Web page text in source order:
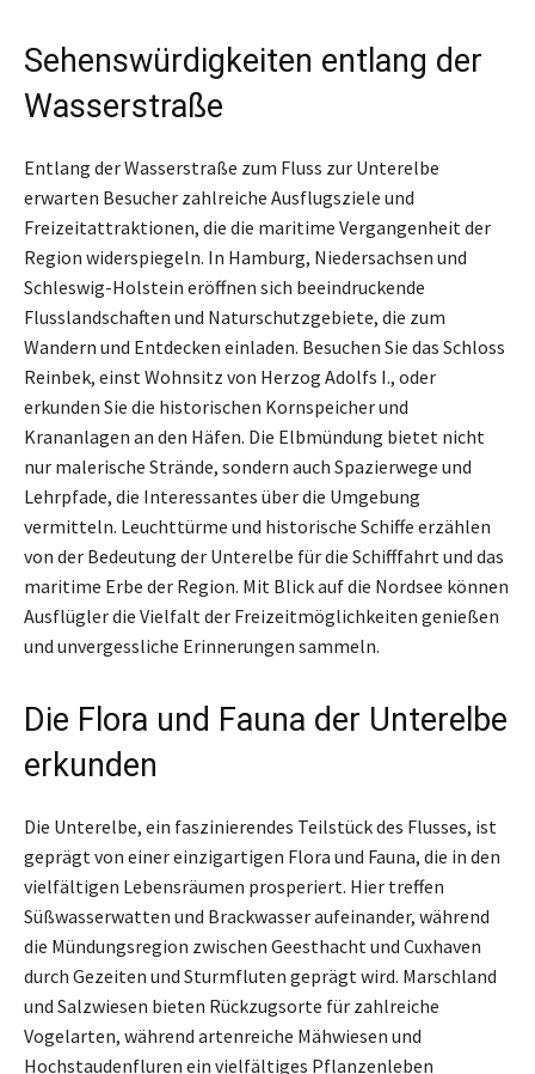
Sehenswürdigkeiten entlang der
Wasserstraße
Entlang der Wasserstraße zum Fluss zur Unterelbe
erwarten Besucher zahlreiche Ausflugsziele und
Freizeitattraktionen, die die maritime Vergangenheit der
Region widerspiegeln. In Hamburg, Niedersachsen und
Schleswig-Holstein eröffnen sich beeindruckende
Flusslandschaften und Naturschutzgebiete, die zum
Wandern und Entdecken einladen. Besuchen Sie das Schloss
Reinbek, einst Wohnsitz von Herzog Adolfs I., oder
erkunden Sie die historischen Kornspeicher und
Krananlagen an den Häfen. Die Elbmündung bietet nicht
nur malerische Strände, sondern auch Spazierwege und
Lehrpfade, die Interessantes über die Umgebung
vermitteln. Leuchttürme und historische Schiffe erzählen
von der Bedeutung der Unterelbe für die Schifffahrt und das
maritime Erbe der Region. Mit Blick auf die Nordsee können
Ausflügler die Vielfalt der Freizeitmöglichkeiten genießen
und unvergessliche Erinnerungen sammeln.
Die Flora und Fauna der Unterelbe
erkunden
Die Unterelbe, ein faszinierendes Teilstück des Flusses, ist
geprägt von einer einzigartigen Flora und Fauna, die in den
vielfältigen Lebensräumen prosperiert. Hier treffen
Süßwasserwatten und Brackwasser aufeinander, während
die Mündungsregion zwischen Geesthacht und Cuxhaven
durch Gezeiten und Sturmfluten geprägt wird. Marschland
und Salzwiesen bieten Rückzugsorte für zahlreiche
Vogelarten, während artenreiche Mähwiesen und
Hochstaudenfluren ein vielfältiges Pflanzenleben